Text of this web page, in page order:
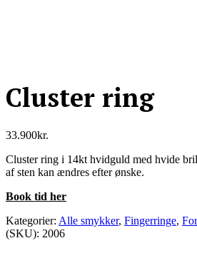
Cluster ring
33.900kr.
Cluster ring i 14kt hvidguld med hvide
af sten kan ændres efter ønske.
Book tid her
Kategorier: Alle smykker, Fingerringe,
(SKU): 2006